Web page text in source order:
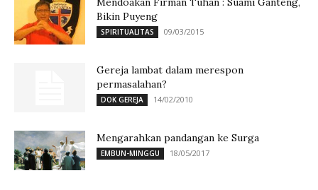
Bikin Puyeng
SPIRITUALITAS 09/03/2015
Gereja lambat dalam merespon
permasalahan?
DOK GEREJA 14/02/2010
Mengarahkan pandangan ke Surga
EMBUN-MINGGU 18/05/2017